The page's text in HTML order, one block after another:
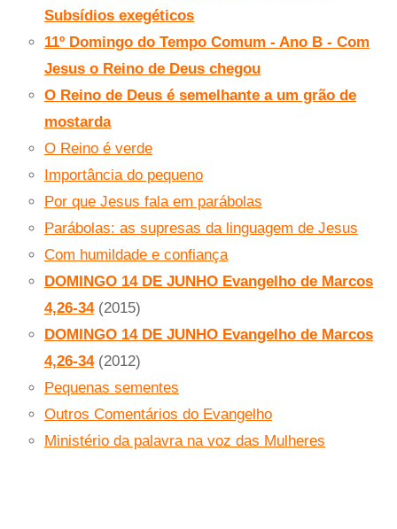
Subsídios exegéticos
11º Domingo do Tempo Comum - Ano B - Com
Jesus o Reino de Deus chegou
O Reino de Deus é semelhante a um grão de
mostarda
O Reino é verde
Importância do pequeno
Por que Jesus fala em parábolas
Parábolas: as supresas da linguagem de Jesus
Com humildade e confiança
DOMINGO 14 DE JUNHO Evangelho de Marcos
4,26-34 (2015)
DOMINGO 14 DE JUNHO Evangelho de Marcos
4,26-34 (2012)
Pequenas sementes
Outros Comentários do Evangelho
Ministério da palavra na voz das Mulheres